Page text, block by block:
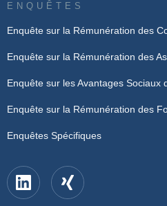
ENQUÊTES
Enquête sur la Rémunération des
Enquête sur la Rémunération des
Enquête sur les Avantages Sociaux
Enquête sur la Rémunération des
Enquêtes Spécifiques